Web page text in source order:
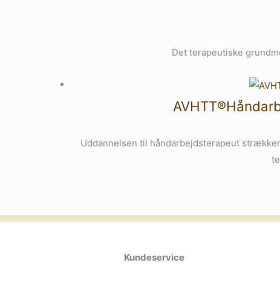
Det terapeutiske
Uddannelsen til håndarbejdsterapeut
Kundeservice